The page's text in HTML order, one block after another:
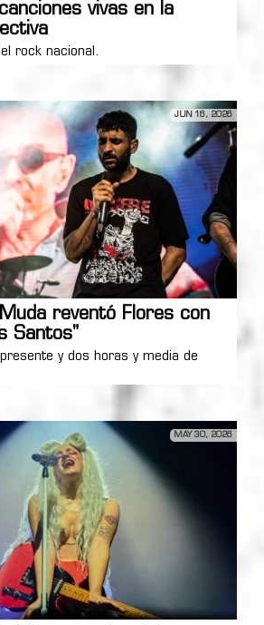
vivas en la
rock nacional.
JUN 16, 2026
reventó Flores con
Santos"
y dos horas y media de
MAY 30, 2026